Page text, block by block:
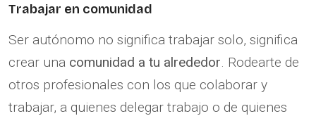
Trabajar en comunidad
Ser autónomo no significa trabajar solo, significa
crear una comunidad a tu alrededor . Rodearte de
otros profesionales con los que colaborar y
trabajar, a quienes delegar trabajo o de quienes